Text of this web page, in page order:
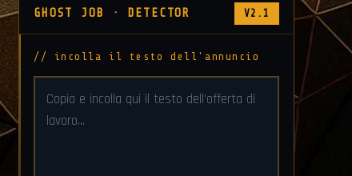
GHOST JOB · DETECTOR V2.1
// incolla il testo dell'annuncio